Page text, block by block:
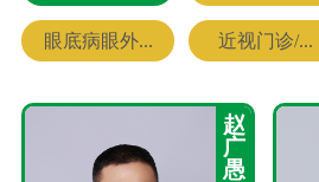
眼底病眼外... 近视门诊/...
赵
广
愚